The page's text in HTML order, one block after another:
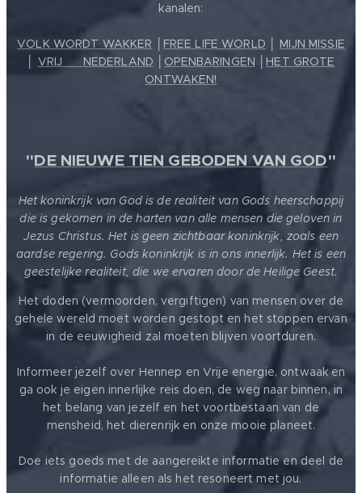
kanalen:
VOLK WORDT WAKKER FREE LIFE WORLD
MIJN MISSIE
VRIJ ❤️ NEDERLAND OPENBARINGEN
HET GROTE
ONTWAKEN!
"DE NIEUWE TIEN GEBODEN VAN GOD"
Het koninkrijk van God is de realiteit van Gods heerschappij
die is gekomen in de harten van alle mensen die geloven in
Jezus Christus. Het is geen zichtbaar koninkrijk, zoals een
aardse regering. Gods koninkrijk is in ons innerlijk. Het is een
geestelijke realiteit, die we ervaren door de Heilige Geest.
Het doden (vermoorden, vergiftigen) van mensen over de
gehele wereld moet worden gestopt en het stoppen ervan
in de eeuwigheid zal moeten blijven voortduren.
Informeer jezelf over Hennep en Vrije energie, ontwaak en
ga ook je eigen innerlijke reis doen, de weg naar binnen, in
het belang van jezelf en het voortbestaan van de
mensheid, het dierenrijk en onze mooie planeet.
Doe iets goeds met de aangereikte informatie en deel de
informatie alleen als het resoneert met jou.